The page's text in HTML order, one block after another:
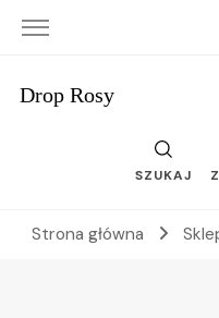
Drop Rosy
SZUKAJ
Strona główna